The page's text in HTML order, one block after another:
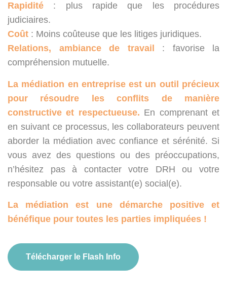
Rapidité : plus rapide que les procédures
judiciaires.
Coût : Moins coûteuse que les litiges juridiques.
Relations, ambiance de travail
: favorise la
compréhension mutuelle.
La médiation en entreprise est un outil précieux
pour résoudre les conflits de manière
constructive et respectueuse. En comprenant et
en suivant ce processus, les collaborateurs peuvent
aborder la médiation avec confiance et sérénité. Si
vous avez des questions ou des préoccupations,
n’hésitez pas à contacter votre DRH ou votre
responsable ou votre assistant(e) social(e).
La médiation est une démarche positive et
bénéfique pour toutes les parties impliquées !
Télécharger le Flash Info